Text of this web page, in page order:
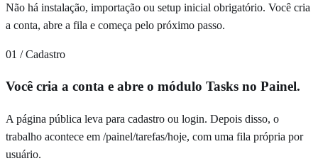
Não há instalação, importação ou setup inicial obrigatório. Você cria
a conta, abre a fila e começa pelo próximo passo.
01 / Cadastro
Você cria a conta e abre o módulo Tasks no Painel.
A página pública leva para cadastro ou login. Depois disso, o
trabalho acontece em /painel/tarefas/hoje, com uma fila própria por
usuário.